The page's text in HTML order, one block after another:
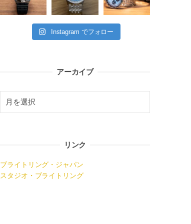
Instagram でフォロー
アーカイブ
リンク
ブライトリング・ジャパン
スタジオ・ブライトリング